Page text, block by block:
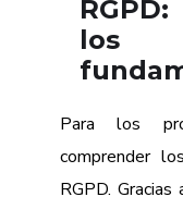
los
Para los
comprender
RGPD. Gracias